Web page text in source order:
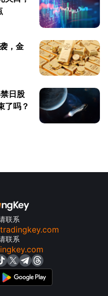
，金
日股
了吗？
联系
联系